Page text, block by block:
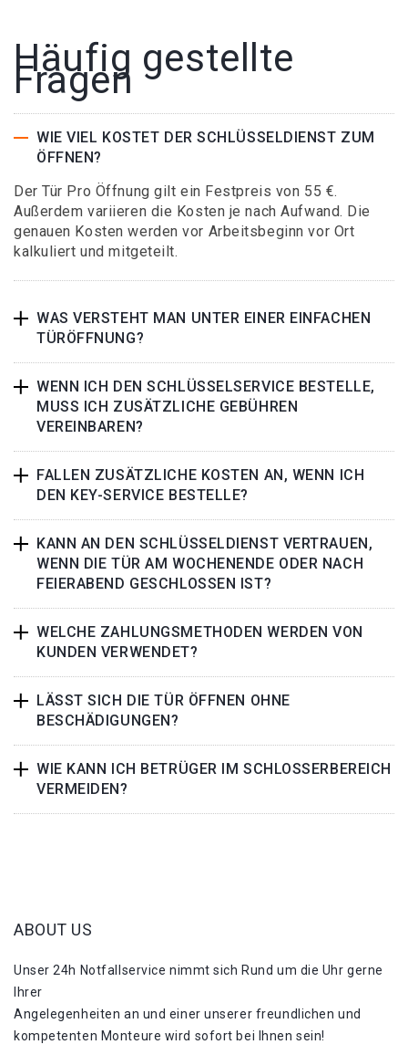
Häufig gestellte
Fragen
WIE VIEL KOSTET DER SCHLÜSSELDIENST ZUM
ÖFFNEN?
Der Tür Pro Öffnung gilt ein Festpreis von 55 €.
Außerdem variieren die Kosten je nach Aufwand. Die
genauen Kosten werden vor Arbeitsbeginn vor Ort
kalkuliert und mitgeteilt.
WAS VERSTEHT MAN UNTER EINER EINFACHEN
TÜRÖFFNUNG?
WENN ICH DEN SCHLÜSSELSERVICE BESTELLE,
MUSS ICH ZUSÄTZLICHE GEBÜHREN
VEREINBAREN?
FALLEN ZUSÄTZLICHE KOSTEN AN, WENN ICH
DEN KEY-SERVICE BESTELLE?
KANN AN DEN SCHLÜSSELDIENST VERTRAUEN,
WENN DIE TÜR AM WOCHENENDE ODER NACH
FEIERABEND GESCHLOSSEN IST?
WELCHE ZAHLUNGSMETHODEN WERDEN VON
KUNDEN VERWENDET?
LÄSST SICH DIE TÜR ÖFFNEN OHNE
BESCHÄDIGUNGEN?
WIE KANN ICH BETRÜGER IM SCHLOSSERBEREICH
VERMEIDEN?
ABOUT US
Unser 24h Notfallservice nimmt sich Rund um die Uhr gerne
Ihrer
Angelegenheiten an und einer unserer freundlichen und
kompetenten Monteure wird sofort bei Ihnen sein!